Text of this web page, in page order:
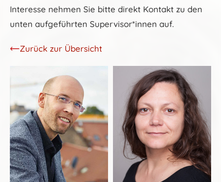
Interesse nehmen Sie bitte direkt Kontakt zu den
unten aufgeführten Supervisor*innen auf.
Zurück zur Übersicht